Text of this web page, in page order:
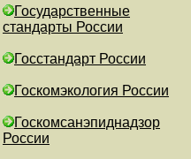
Государственные
стандарты России
Госстандарт России
Госкомэкология России
Госкомсанэпиднадзор
России